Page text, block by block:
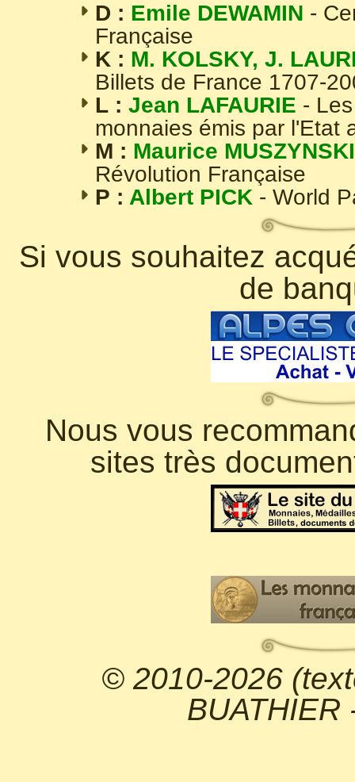
D : Emile DEWAMIN -
Française
K : M. KOLSKY, J.
Billets de France 1707-
L : Jean LAFAURIE -
monnaies émis par l'Etat
M : Maurice MUSZYNSKI
Révolution Française
P : Albert PICK - World
Si vous souhaitez
de
Nous vous
sites très
© 2010-2026
BUATHIER